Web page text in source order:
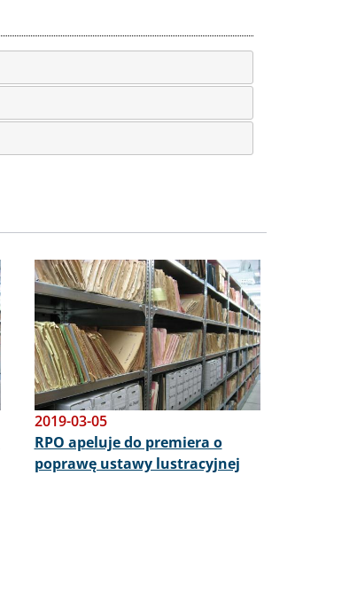
Obraz
2019-03-05
RPO apeluje do premiera o
poprawę ustawy lustracyjnej